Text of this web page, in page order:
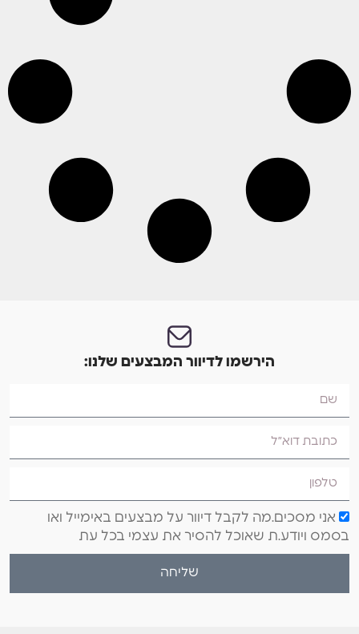
הירשמו לדיוור המבצעים שלנו:
אני מסכים.מה לקבל דיוור על מבצעים באימייל ואו
בסמס ויודע.ת שאוכל להסיר את עצמי בכל עת
שליחה